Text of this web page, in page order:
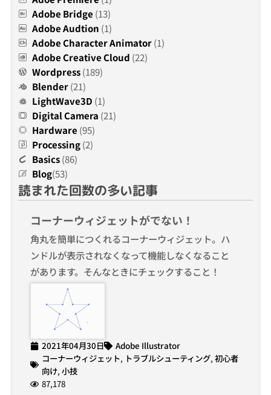
Adobe Bridge (13)
Adobe Audtion (1)
Adobe Character Animator(1)
Adobe Creative Cloud (22)
Wordpress(189)
Blender(21)
LightWave3D (1)
Digital Camera (21)
Hardware (95)
Processing(2)
Basics(86)
Blog(53)
読まれた回数の多い記事
コーナーウィジェットがでない！
角丸を簡単につくれるコーナーウィジェット。ハ
ンドルが表示されなくなって機能しなくなること
があります。そんなときにチェックすること！
2021年04月30日
Adobe Illustrator
コーナーウィジェット, トラブルシューティング, 初心者
向け, 小技
87,178